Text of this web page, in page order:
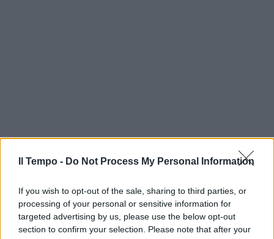
Il Tempo - Do Not Process My Personal Information
If you wish to opt-out of the sale, sharing to third parties, or
processing of your personal or sensitive information for
targeted advertising by us, please use the below opt-out
section to confirm your selection. Please note that after your